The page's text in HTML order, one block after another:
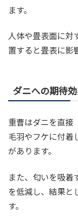
ます。
人体や畳表面に対
置すると畳表に影
ダニへの期待
重曹はダニを直接
毛羽やフケに付着
があります。
また、匂いを吸着
を低減し、結果と
す。